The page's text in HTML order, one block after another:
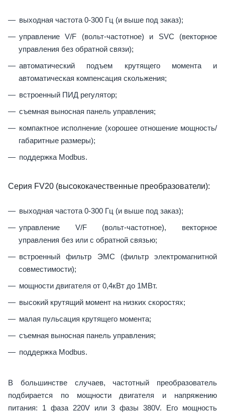
выходная частота 0-300 Гц (и выше под заказ);
управление V/F (вольт-частотное) и SVC (векторное
управления без обратной связи);
автоматический подъем крутящего момента и
автоматическая компенсация скольжения;
встроенный ПИД регулятор;
съемная выносная панель управления;
компактное исполнение (хорошее отношение мощность/
габаритные размеры);
поддержка Modbus.
Серия FV20 (высококачественные преобразователи):
выходная частота 0-300 Гц (и выше под заказ);
управление V/F (вольт-частотное), векторное
управления без или с обратной связью;
встроенный фильтр ЭМС (фильтр электромагнитной
совместимости);
мощности двигателя от 0,4кВт до 1МВт.
высокий крутящий момент на низких скоростях;
малая пульсация крутящего момента;
съемная выносная панель управления;
поддержка Modbus.
В большинстве случаев, частотный преобразователь
подбирается по мощности двигателя и напряжению
питания: 1 фаза 220V или 3 фазы 380V. Его мощность